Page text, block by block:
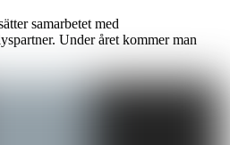
samarbetet med
Under året kommer man